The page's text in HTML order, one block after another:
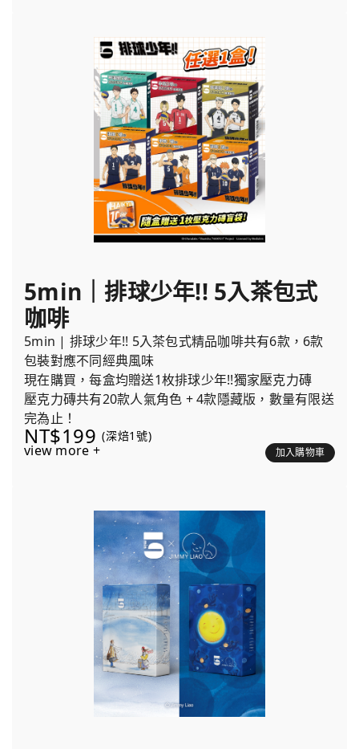
5min｜排球少年!! 5入茶包式
咖啡
5min | 排球少年!! 5入茶包式精品咖啡共有6款，6款
包裝對應不同經典風味
現在購買，每盒均贈送1枚排球少年!!獨家壓克力磚
壓克力磚共有20款人氣角色 + 4款隱藏版，數量有限送
完為止！
NT$199 (深焙1號)
view more + 加入購物車